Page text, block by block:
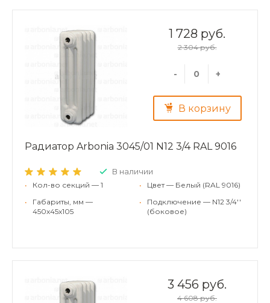
1 728 руб.
2 304 руб.
- +
В корзину
Радиатор Arbonia 3045/01 N12 3/4 RAL 9016
В наличии
•
Кол-во секций — 1
•
Габариты, мм —
450x45x105
•
Цвет — Белый (RAL 9016)
•
Подключение — N12 3/4''
(боковое)
3 456 руб.
4 608 руб.